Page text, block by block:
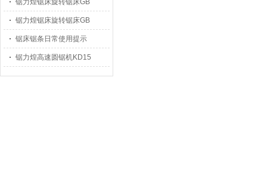
锯力煌锯床旋转锯床GB
锯力煌锯床旋转锯床GB
锯床锯条日常使用提示
锯力煌高速圆锯机KD15